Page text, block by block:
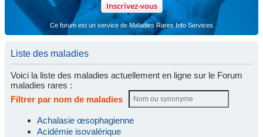
Inscrivez-vous
Ce forum est un service de Maladies Rares Info Services
Liste des maladies
Voici la liste des maladies actuellement en ligne sur le Forum
maladies rares :
Filtrer par nom de maladies
Achalasie œsophagienne
Acidémie isovalérique